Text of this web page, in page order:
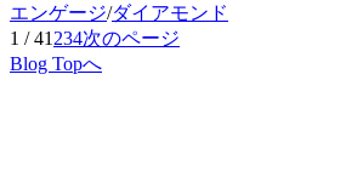
エンゲージ/ダイアモンド
1 / 41 234次のページ
Blog Topへ